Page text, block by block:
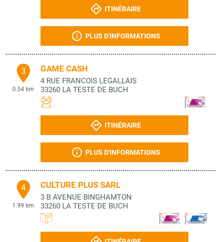
ITINÉRAIRE
PLUS D'INFORMATIONS
3
0.54 km
GAME CASH
4 RUE FRANCOIS LEGALLAIS
33260 LA TESTE DE BUCH
ITINÉRAIRE
PLUS D'INFORMATIONS
4
1.99 km
CULTURE PLUS SARL
3 B AVENUE BINGHAMTON
33260 LA TESTE DE BUCH